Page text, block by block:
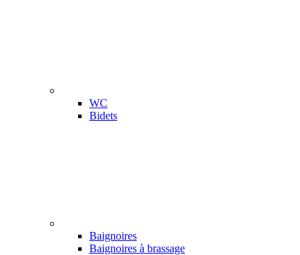
WC
Bidets
Baignoires
Baignoires à brassage